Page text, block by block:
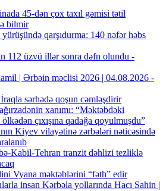
45-dən çox taxıl gəmisi tətil
bilmir
qarşıdurma: 140 nəfər həbs
112 üzvü illər sonra dəfn olundu -
| Ərbəin məclisi 2026 | 04.08.2026 -
sərhədə qoşun cəmləşdirir
xanımı: “Məktəbdəki
çıxışına qadağa qoyulmuşdu”
Kiyev vilayətinə zərbələri nəticəsində
Kabil-Tehran tranzit dəhlizi tezliklə
Vyana məktəblərini “fəth” edir
insan Kərbəla yollarında Hacı Sahin |